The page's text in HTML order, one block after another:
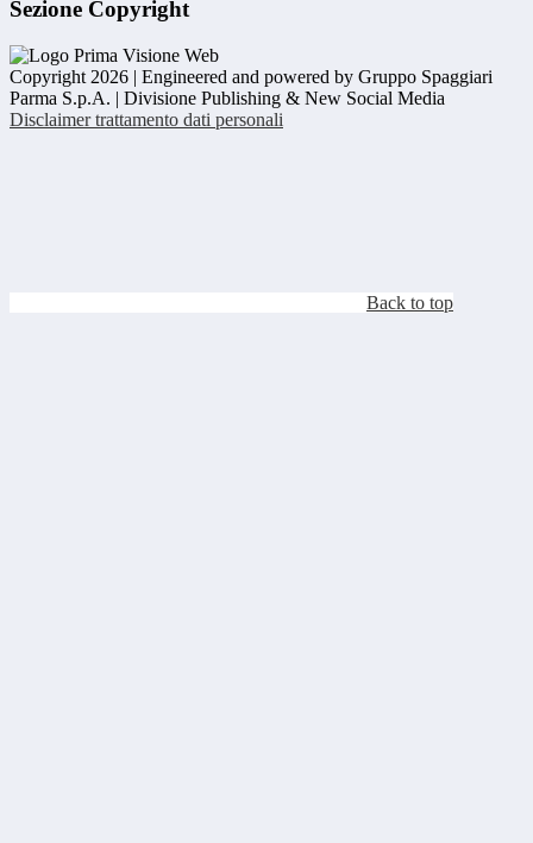
Sezione Copyright
Copyright 2026 | Engineered and powered by Gruppo Spaggiari
Parma S.p.A. | Divisione Publishing & New Social Media
Disclaimer trattamento dati personali
Back to top